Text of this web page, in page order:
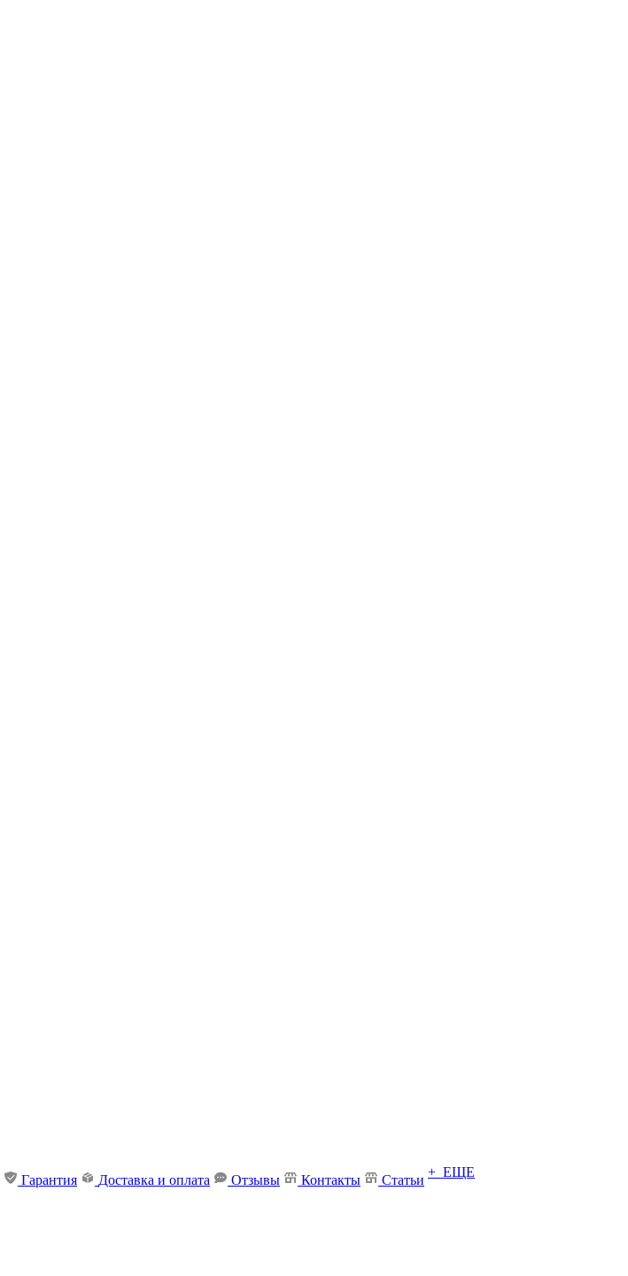
Гарантия Доставка и оплата Отзывы Контакты Статьи
+ ЕЩЕ